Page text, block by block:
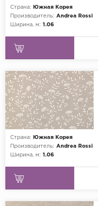
Страна:
Южная Корея
Производитель: Andrea Rossi
Ширина, м: 1.06
Страна:
Южная Корея
Производитель: Andrea Rossi
Ширина, м: 1.06